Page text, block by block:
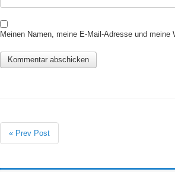
Meinen Namen, meine E-Mail-Adresse und
« Prev Post